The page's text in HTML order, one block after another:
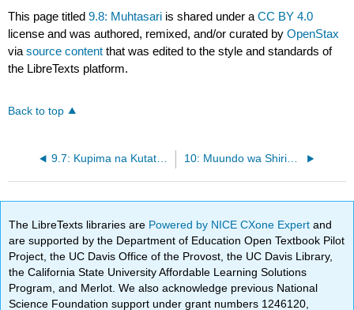
This page titled9.8: Muhtasari is shared under aCC BY 4.0
license and was authored, remixed, and/or curated byOpenStax
viasource content that was edited to the style and standards of
the LibreTexts platform.
Back to top
9.7: Kupima na Kutathmini Utendaji wa Mkakati 10: Muundo wa Shirika na Mabadiliko
The LibreTexts libraries are Powered by NICE CXone Expertand
are supported by the Department of Education Open Textbook Pilot
Project, the UC Davis Office of the Provost, the UC Davis Library,
the California State University Affordable Learning Solutions
Program, and Merlot. We also acknowledge previous National
Science Foundation support under grant numbers 1246120,